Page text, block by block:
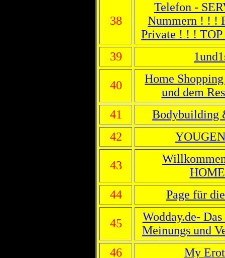
38
Telefon -
Nummern ! ! !
Private ! ! !
39
40
Home
und dem
41
Bodybuilding
42
43
44
Page für
45
Wodday.de-
Meinungs und
46
My